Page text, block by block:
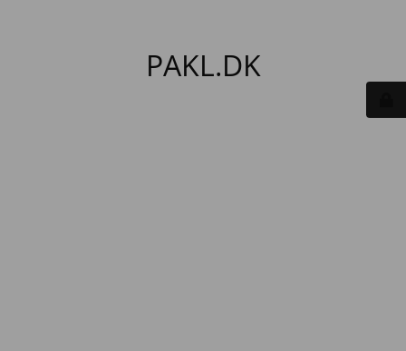
PAKL.DK